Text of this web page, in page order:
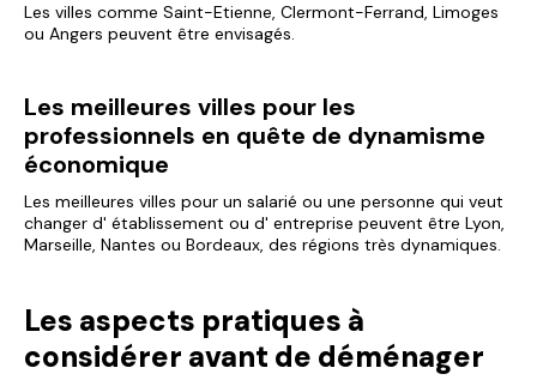
Les villes comme Saint-Etienne, Clermont-Ferrand, Limoges
ou Angers peuvent être envisagés.
Les meilleures villes pour les
professionnels en quête de dynamisme
économique
Les meilleures villes pour un salarié ou une personne qui veut
changer d' établissement ou d' entreprise peuvent être Lyon,
Marseille, Nantes ou Bordeaux, des régions très dynamiques.
Les aspects pratiques à
considérer avant de déménager